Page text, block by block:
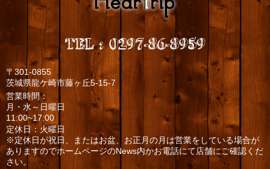
TEL:0297-86-8959
〒301-0855
茨城県龍ケ崎市藤ヶ丘5-15-7
営業時間：
月・水～日曜日
11:00~17:00
定休日：火曜日
※定休日が祝日、またはお盆、お正月の月は営業をしている場合が
ありますのでホームページのNews内かお電話にて店舗にご確認くだ
さい。